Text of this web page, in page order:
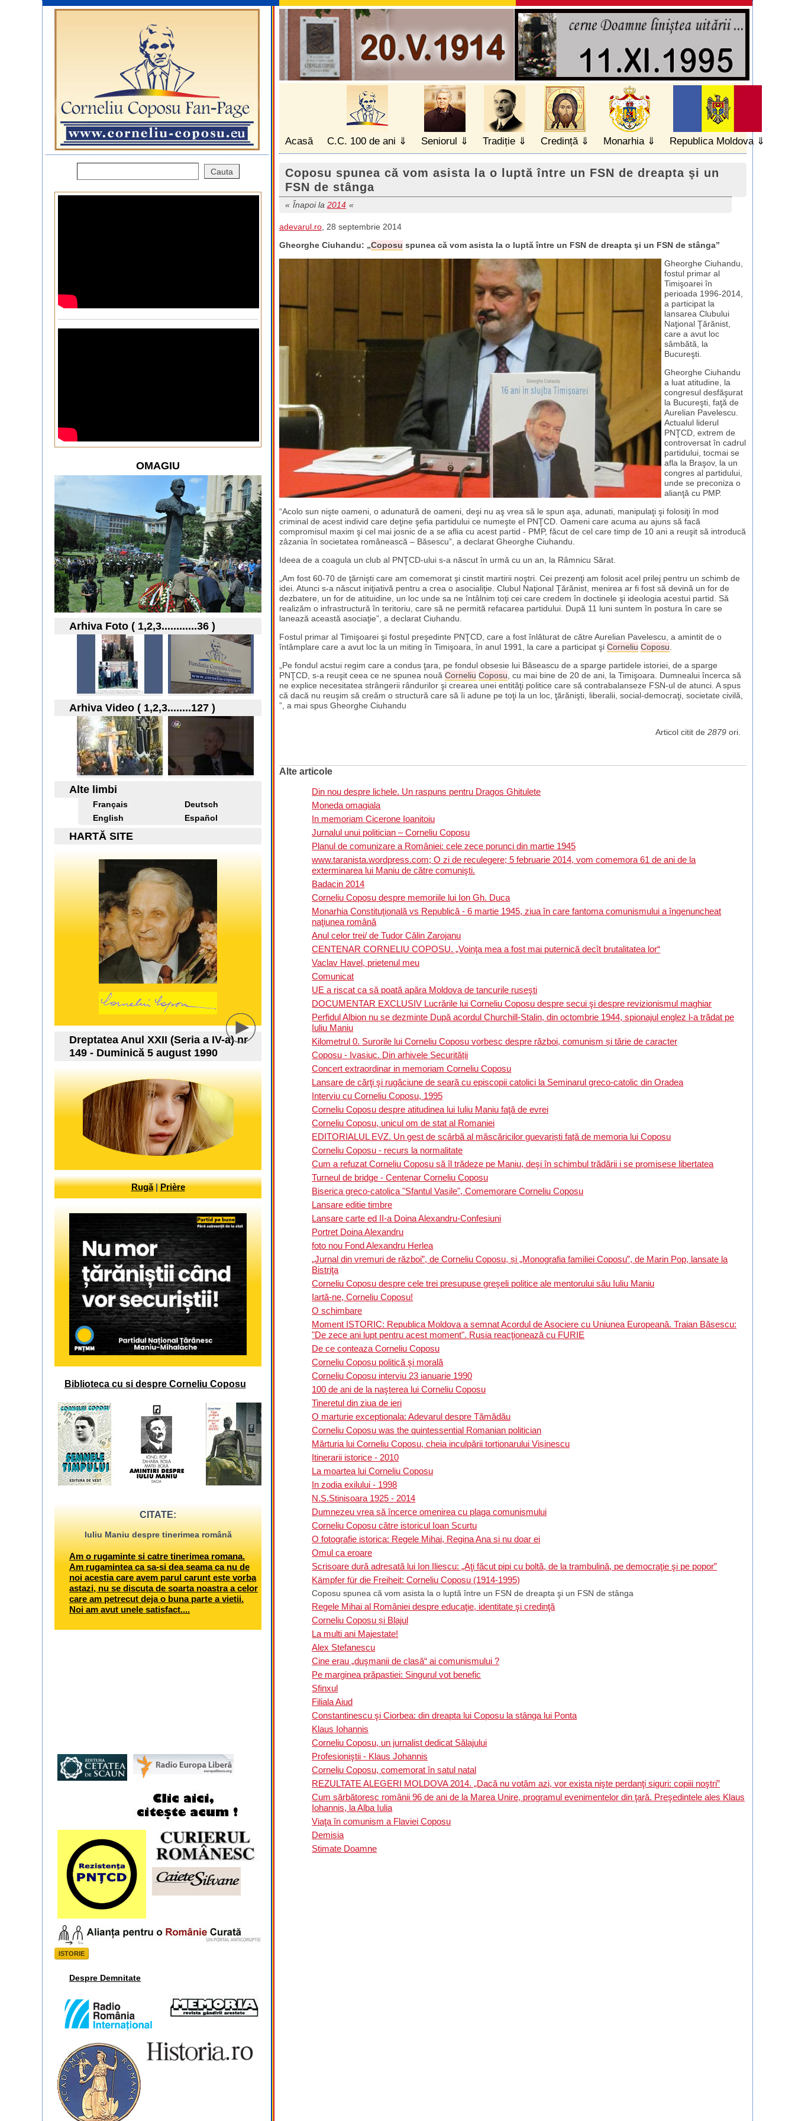
Acasă C.C. 100 de ani Seniorul Tradiție Credință Monarhia Republica Moldova
Coposu spunea că vom asista la o luptă între un FSN de dreapta şi un
FSN de stânga
Înapoi la 2014
adevarul.ro , 28 septembrie 2014
Gheorghe Ciuhandu: „Coposu spunea că vom asista la o luptă între un FSN de dreapta şi un FSN de stânga”
Gheorghe Ciuhandu,
fostul primar al
Timişoarei în
perioada 1996-2014,
a participat la
lansarea Clubului
Naţional Ţărănist,
care a avut loc
sâmbătă, la
Bucureşti.
Gheorghe Ciuhandu
a luat atitudine, la
congresul desfăşurat
la Bucureşti, faţă de
Aurelian Pavelescu.
Actualul liderul
PNŢCD, extrem de
controversat în cadrul
partidului, tocmai se
afla la Braşov, la un
congres al partidului,
unde se preconiza o
alianţă cu PMP.
“Acolo sun nişte oameni, o adunatură de oameni, deşi nu aş vrea să le spun aşa, adunati, manipulaţi şi folosiţi în mod
criminal de acest individ care deţine şefia partidului ce numeşte el PNŢCD. Oameni care acuma au ajuns să facă
compromisul maxim şi cel mai josnic de a se aflia cu acest partid - PMP, făcut de cel care timp de 10 ani a reuşit să introducă
zâzania în societatea românească – Băsescu”, a declarat Gheorghe Ciuhandu.
Ideea de a coagula un club al PNŢCD-ului s-a născut în urmă cu un an, la Râmnicu Sărat.
„Am fost 60-70 de ţărnişti care am comemorat şi cinstit martirii noştri. Cei prezenţi am folosit acel prilej pentru un schimb de
idei. Atunci s-a născut iniţiativă pentru a crea o asocialiţie. Clubul Naţional Ţărănist, menirea ar fi fost să devină un for de
dezbatere, un for de atituidine, un loc unde sa ne întâlnim toţi cei care credem în doctinele şi ideologia acestui partid. Să
realizăm o infrastructură în teritoriu, care să ne permită refacarea partidului. După 11 luni suntem în postura în care se
lanează această asociaţie”, a declarat Ciuhandu.
Fostul primar al Timişoarei şi fostul preşedinte PNŢCD, care a fost înlăturat de către Aurelian Pavelescu, a amintit de o
întâmplare care a avut loc la un miting în Timişoara, în anul 1991, la care a participat şi Corneliu Coposu
„Pe fondul acstui regim care a condus ţara, pe fondul obsesie lui Băseascu de a sparge partidele istoriei, de a sparge
PNŢCD, s-a reuşit ceea ce ne spunea nouă Corneliu Coposu , cu mai bine de 20 de ani, la Timişoara. Dumnealui încerca să
ne explice necesitatea strângerii rândurilor şi crearea unei entităţi politice care să contrabalanseze FSN-ul de atunci. A spus
că dacă nu reuşim să creăm o structură care să îi adune pe toţi la un loc, ţărănişti, liberalii, social-democraţi, societate civilă,
”, a mai spus Gheorghe Ciuhandu
Articol citit de 2879 ori.
Alte articole
Din nou despre lichele. Un raspuns pentru Dragos Ghitulete
Moneda omagiala
In memoriam Cicerone Ioanitoiu
Jurnalul unui politician – Corneliu Coposu
Planul de comunizare a României: cele zece porunci din martie 1945
www.taranista.wordpress.com; O zi de reculegere; 5 februarie 2014, vom comemora 61 de ani de la
exterminarea lui Maniu de către comunişti.
Badacin 2014
Corneliu Coposu despre memoriile lui Ion Gh. Duca
Monarhia Constituţională vs Republică - 6 martie 1945, ziua în care fantoma comunismului a îngenuncheat
naţiunea română
Anul celor trei/ de Tudor Călin Zarojanu
CENTENAR CORNELIU COPOSU. „Voinţa mea a fost mai puternică decît brutalitatea lor“
Vaclav Havel, prietenul meu
Comunicat
UE a riscat ca să poată apăra Moldova de tancurile ruseşti
DOCUMENTAR EXCLUSIV Lucrările lui Corneliu Coposu despre secui şi despre revizionismul maghiar
Perfidul Albion nu se dezminte După acordul Churchill-Stalin, din octombrie 1944, spionajul englez l-a trădat pe
Iuliu Maniu
Kilometrul 0. Surorile lui Corneliu Coposu vorbesc despre război, comunism și tărie de caracter
Coposu - Ivasiuc. Din arhivele Securității
Concert extraordinar in memoriam Corneliu Coposu
Lansare de cărţi şi rugăciune de seară cu episcopii catolici la Seminarul greco-catolic din Oradea
Interviu cu Corneliu Coposu, 1995
Corneliu Coposu despre atitudinea lui Iuliu Maniu faţă de evrei
Corneliu Coposu, unicul om de stat al Romaniei
EDITORIALUL EVZ. Un gest de scârbă al măscăricilor guevariști față de memoria lui Coposu
Corneliu Coposu - recurs la normalitate
Cum a refuzat Corneliu Coposu să îl trădeze pe Maniu, deşi în schimbul trădării i se promisese libertatea
Turneul de bridge - Centenar Corneliu Coposu
Biserica greco-catolica "Sfantul Vasile", Comemorare Corneliu Coposu
Lansare editie timbre
Lansare carte ed II-a Doina Alexandru-Confesiuni
Portret Doina Alexandru
foto nou Fond Alexandru Herlea
„Jurnal din vremuri de război”, de Corneliu Coposu, și „Monografia familiei Coposu”, de Marin Pop, lansate la
Bistriţa
Corneliu Coposu despre cele trei presupuse greşeli politice ale mentorului său Iuliu Maniu
Iartă-ne, Corneliu Coposu!
O schimbare
Moment ISTORIC: Republica Moldova a semnat Acordul de Asociere cu Uniunea Europeană. Traian Băsescu:
"De zece ani lupt pentru acest moment". Rusia reacţionează cu FURIE
De ce conteaza Corneliu Coposu
Corneliu Coposu politică şi morală
Corneliu Coposu interviu 23 ianuarie 1990
100 de ani de la naşterea lui Corneliu Coposu
Tineretul din ziua de ieri
O marturie exceptionala: Adevarul despre Tămădău
Corneliu Coposu was the quintessential Romanian politician
Mărturia lui Corneliu Coposu, cheia inculpării torționarului Vișinescu
Itinerarii istorice - 2010
La moartea lui Corneliu Coposu
In zodia exilului - 1998
N.S.Stinisoara 1925 - 2014
Dumnezeu vrea să încerce omenirea cu plaga comunismului
Corneliu Coposu către istoricul Ioan Scurtu
O fotografie istorica: Regele Mihai, Regina Ana si nu doar ei
Omul ca eroare
Scrisoare dură adresată lui Ion Iliescu: „Aţi făcut pipi cu boltă, de la trambulină, pe democraţie şi pe popor”
Kämpfer für die Freiheit: Corneliu Coposu (1914-1995)
Coposu spunea că vom asista la o luptă între un FSN de dreapta şi un FSN de stânga
Regele Mihai al României despre educaţie, identitate şi credinţă
Corneliu Coposu și Blajul
La multi ani Majestate!
Alex Stefanescu
Cine erau „duşmanii de clasă“ ai comunismului ?
Pe marginea prăpastiei: Singurul vot benefic
Sfinxul
Filiala Aiud
Constantinescu şi Ciorbea: din dreapta lui Coposu la stânga lui Ponta
Klaus Iohannis
Corneliu Coposu, un jurnalist dedicat Sălajului
Profesioniştii - Klaus Johannis
Corneliu Coposu, comemorat în satul natal
REZULTATE ALEGERI MOLDOVA 2014. „Dacă nu votăm azi, vor exista nişte perdanţi siguri: copiii noştri”
Cum sărbătoresc românii 96 de ani de la Marea Unire, programul evenimentelor din ţară. Preşedintele ales Klaus
Iohannis, la Alba Iulia
Viaţa în comunism a Flaviei Coposu
Demisia
Stimate Doamne
OMAGIU
Arhiva Foto ( 1,2,3............36 )
Arhiva Video ( 1,2,3........127 )
Alte limbi
Français
Deutsch
English
Español
HARTĂ SITE
Dreptatea Anul XXII (Seria a IV-a) nr
149 - Duminică 5 august 1990
Rugă|Prière
Biblioteca cu si despre Corneliu Coposu
CITATE:
Iuliu Maniu despre tinerimea română
Am o rugaminte si catre tinerimea romana.
Am rugamintea ca sa-si dea seama ca nu de
noi acestia care avem parul carunt este vorba
astazi, nu se discuta de soarta noastra a celor
care am petrecut deja o buna parte a vietii.
Noi am avut unele satisfact....
ISTORIE
Despre Demnitate